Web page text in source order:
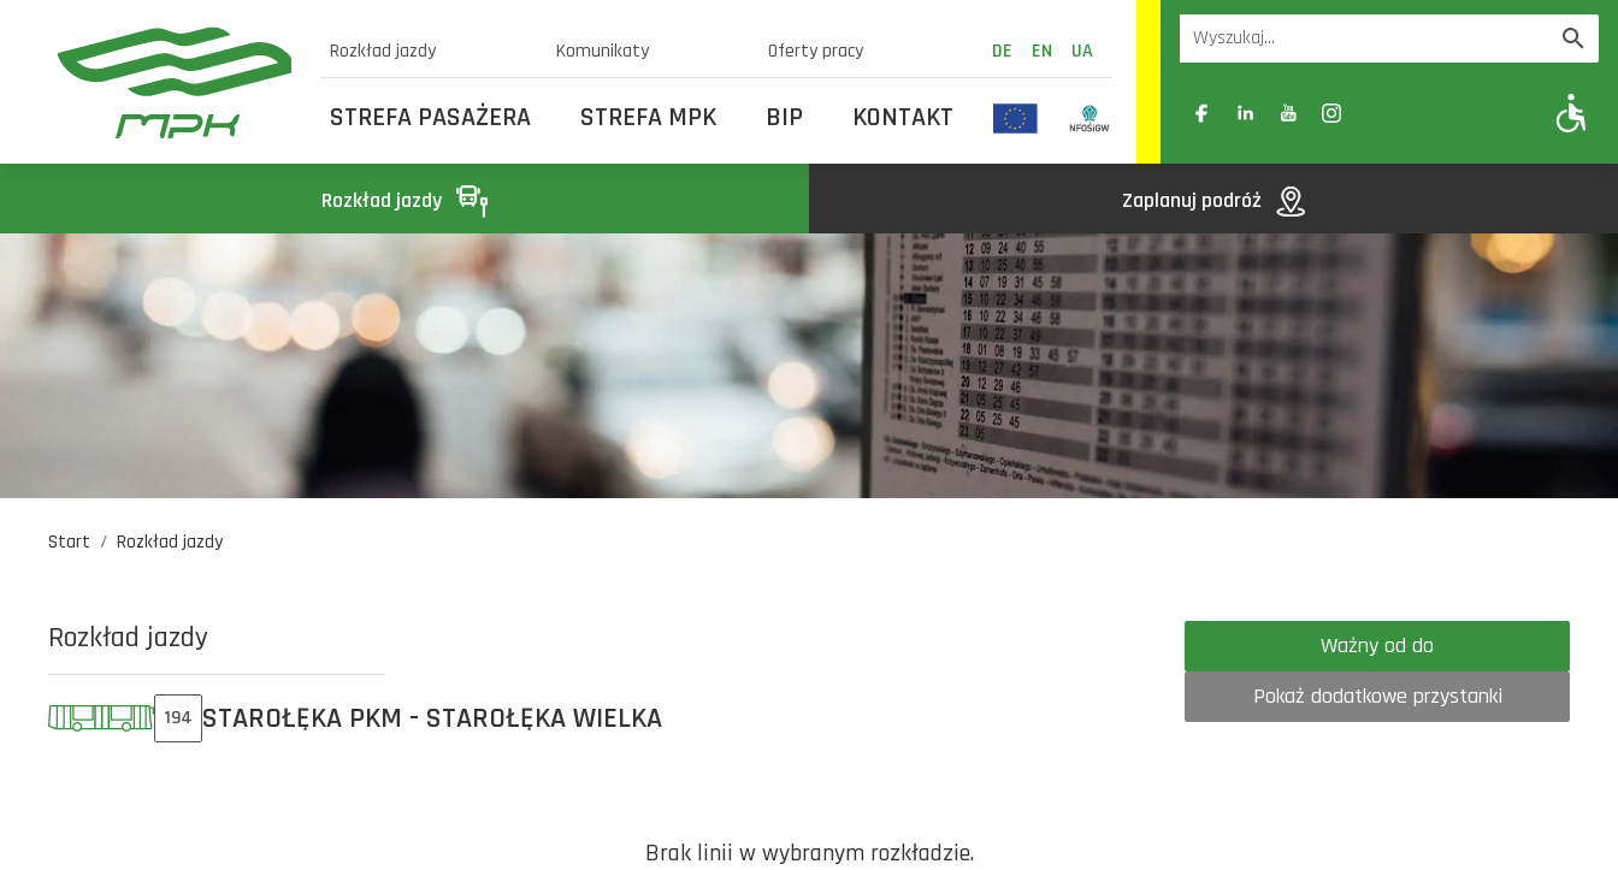
Rozkład jazdy Komunikaty Oferty pracy DE EN UA
STREFA PASAŻERA STREFA MPK BIP KONTAKT A- A A+
Rozkład jazdy Zaplanuj podróż
Start Rozkład jazdy
Rozkład jazdy
194 STAROŁĘKA PKM - STAROŁĘKA WIELKA
Ważny od do
Pokaż dodatkowe przystanki
Brak linii w wybranym rozkładzie.